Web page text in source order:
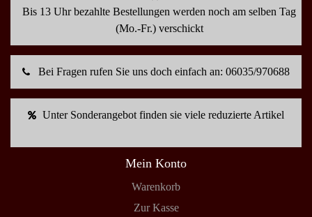
Bis 13 Uhr bezahlte Bestellungen werden noch am selben Tag
(Mo.-Fr.) verschickt
Bei Fragen rufen Sie uns doch einfach an: 06035/970688
Unter Sonderangebot finden sie viele reduzierte Artikel
Mein Konto
Warenkorb
Zur Kasse